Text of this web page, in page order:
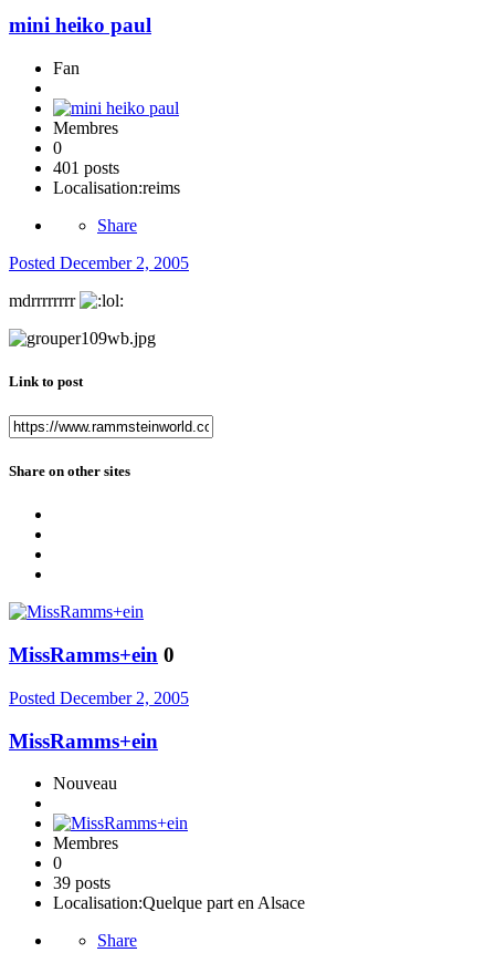
mini heiko paul
Fan
Membres
0
401 posts
Localisation:reims
Share
Posted December 2, 2005
mdrrrrrrrr
Link to post
Share on other sites
MissRamms+ein 0
Posted December 2, 2005
MissRamms+ein
Nouveau
Membres
0
39 posts
Localisation:Quelque part en Alsace
Share